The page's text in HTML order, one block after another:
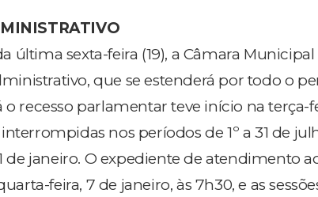
última sexta-feira (19), a Câmara
que se estenderá por todo o
o recesso parlamentar teve início na terça-
nos períodos de 1º a 31 de
de janeiro. O expediente de atendimento
feira, 7 de janeiro, às 7h30, e as